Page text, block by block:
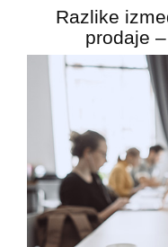
Razlike
prodaje